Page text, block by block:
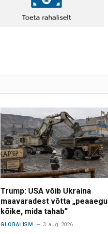
Trump: USA võib Ukraina
maavaradest võtta „peaaegu
kõike, mida tahab”
GLOBALISM 3. aug. 2026